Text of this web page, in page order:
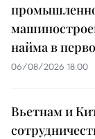
найма в
06/08/2026 18:00
Вьетнам и